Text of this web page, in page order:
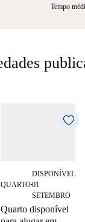
Tempo
QUARTO■
DISPONÍVEL
01
SETEMBRO
Quarto disponível